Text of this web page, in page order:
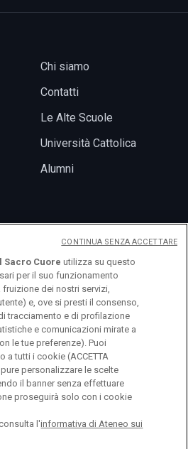
Chi siamo
Contatti
Le Alte Scuole
Università Cattolica
Alumni
Sacro Cuore Largo A.
Sacro Cuore utilizza su questo
per il suo funzionamento
dei nostri servizi,
e, ove si presti il consenso,
tracciamento e di profilazione
e comunicazioni mirate a
le tue preferenze). Puoi
a tutti i cookie (ACCETTA
personalizzare le scelte
il banner senza effettuare
proseguirà solo con i cookie
l'informativa di Ateneo sui
CONTINUA SENZA ACCETTARE